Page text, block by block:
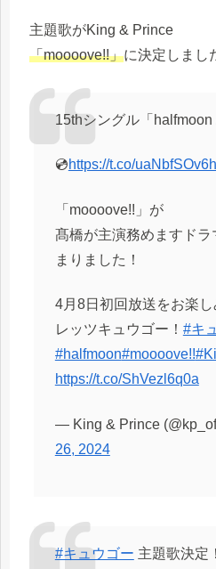
主題歌がKing & Prince
「mooooveǃǃ」に決定しまし
15thシングル「halfmoon /
💿https://t.co/uaNbfSOv6h
「mooooveǃǃ」が
髙橋が主演務めますド
まりました！
4月8日初回放送をお楽し
レッツキュウゴー！ #キ
#halfmoon#mooooveǃǃ
https://t.co/ShVezl6q0a
— King & Prince
26, 2024
#キュウゴー 主題歌決定